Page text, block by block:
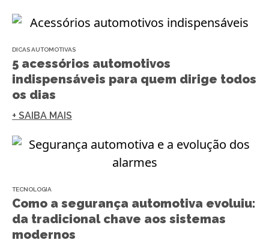
DICAS AUTOMOTIVAS
5 acessórios automotivos
indispensáveis para quem dirige todos
os dias
+ SAIBA MAIS
TECNOLOGIA
Como a segurança automotiva evoluiu:
da tradicional chave aos sistemas
modernos